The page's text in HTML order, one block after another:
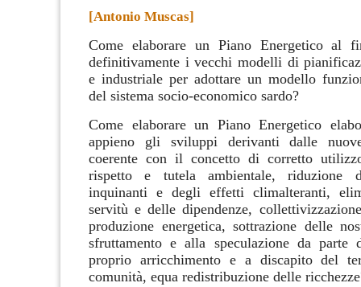
[Antonio Muscas]
Come elaborare un Piano Energeticoal
definitivamente i vecchi modelli di
e industriale per adottare un modello
del sistema socio-economico sardo?
Come elaborare un Piano Energetico
appieno gli sviluppi derivanti dalle
coerente con il concetto di corretto
rispetto e tutela ambientale, riduzione
inquinanti e degli effetti climalteranti,
servitù e delle dipendenze,
produzione energetica, sottrazione delle
sfruttamento e alla speculazione da
proprio arricchimento e a discapito del
comunità, equa redistribuzione delle